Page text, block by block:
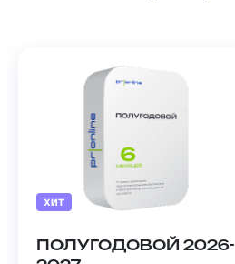
ХИТ
ПОЛУГОДОВОЙ 2026-